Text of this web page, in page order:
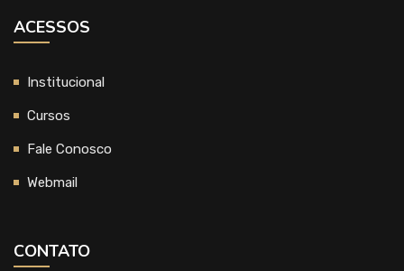
ACESSOS
Institucional
Cursos
Fale Conosco
Webmail
CONTATO